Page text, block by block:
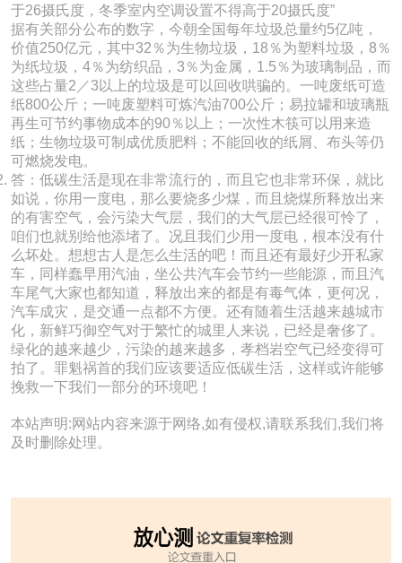
于26摄氏度，冬季室内空调设置不得高于20摄氏度”
据有关部分公布的数字，今朝全国每年垃圾总量约5亿吨，
价值250亿元，其中32％为生物垃圾，18％为塑料垃圾，8％
为纸垃圾，4％为纺织品，3％为金属，1.5％为玻璃制品，而
这些占量2／3以上的垃圾是可以回收哄骗的。一吨废纸可造
纸800公斤；一吨废塑料可炼汽油700公斤；易拉罐和玻璃瓶
再生可节约事物成本的90％以上；一次性木筷可以用来造
纸；生物垃圾可制成优质肥料；不能回收的纸屑、布头等仍
可燃烧发电。
答：低碳生活是现在非常流行的，而且它也非常环保，就比
如说，你用一度电，那么要烧多少煤，而且烧煤所释放出来
的有害空气，会污染大气层，我们的大气层已经很可怜了，
咱们也就别给他添堵了。况且我们少用一度电，根本没有什
么坏处。想想古人是怎么生活的吧！而且还有最好少开私家
车，同样蠢早用汽油，坐公共汽车会节约一些能源，而且汽
车尾气大家也都知道，释放出来的都是有毒气体，更何况，
汽车成灾，是交通一点都不方便。还有随着生活越来越城市
化，新鲜巧御空气对于繁忙的城里人来说，已经是奢侈了。
绿化的越来越少，污染的越来越多，孝档岩空气已经变得可
拍了。罪魁祸首的我们应该要适应低碳生活，这样或许能够
挽救一下我们一部分的环境吧！
本站声明:网站内容来源于网络,如有侵权,请联系我们,我们将
及时删除处理。